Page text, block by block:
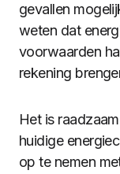
gevallen
weten dat
voorwaarden
rekening
Het is
huidige
op te nemen